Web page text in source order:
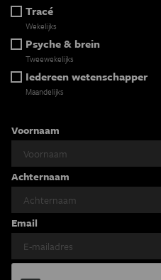
Tracé
Wekelijks
Psyche & brein
Tweewekelijks
Iedereen wetenschapper
Maandelijks
Voornaam
Achternaam
Email